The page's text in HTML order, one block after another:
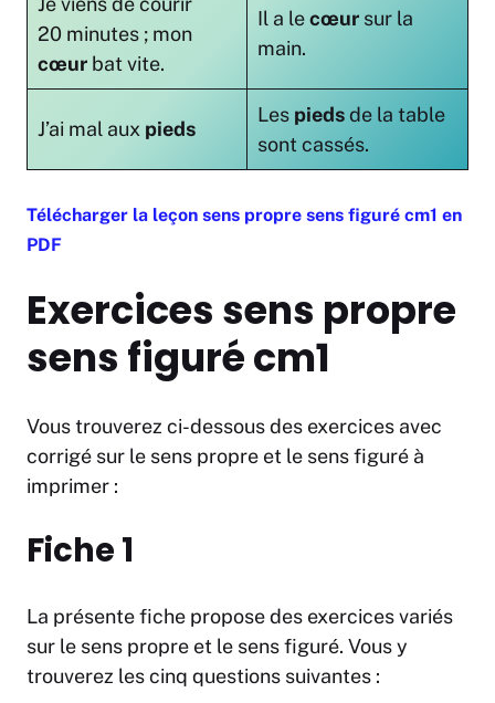
20 minutes ; mon
cœur bat vite.
Il a lecœur sur la
main.
J’ai mal aux pieds
Les piedsde la table
sont cassés.
Télécharger la leçon sens propre sens figuré cm1 en
PDF
Exercices sens propre
sens figuré cm1
Vous trouverez ci-dessous des exercices avec
corrigé sur le sens propre et le sens figuré à
imprimer :
Fiche 1
La présente fiche propose des exercices variés
sur le sens propre et le sens figuré. Vous y
trouverez les cinq questions suivantes :